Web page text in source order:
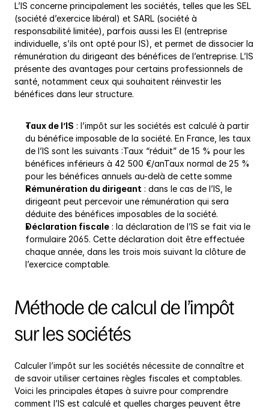
L’IS concerne principalement les sociétés, telles que les SEL
(société d’exercice libéral) et SARL (société à
responsabilité limitée), parfois aussi les EI (entreprise
individuelle, s’ils ont opté pour IS), et permet de dissocier la
rémunération du dirigeant des bénéfices de l’entreprise. L’IS
présente des avantages pour certains professionnels de
santé, notamment ceux qui souhaitent réinvestir les
bénéfices dans leur structure.
Taux de l’IS : l’impôt sur les sociétés est calculé à partir
du bénéfice imposable de la société. En France, les taux
de l’IS sont les suivants :Taux “réduit” de 15 % pour les
bénéfices inférieurs à 42 500 €/anTaux normal de 25 %
pour les bénéfices annuels au-delà de cette somme
Rémunération du dirigeant : dans le cas de l’IS, le
dirigeant peut percevoir une rémunération qui sera
déduite des bénéfices imposables de la société.
Déclaration fiscale : la déclaration de l’IS se fait via le
formulaire 2065. Cette déclaration doit être effectuée
chaque année, dans les trois mois suivant la clôture de
l’exercice comptable.
Méthode de calcul de l’impôt
sur les sociétés
Calculer l’impôt sur les sociétés nécessite de connaître et
de savoir utiliser certaines règles fiscales et comptables.
Voici les principales étapes à suivre pour comprendre
comment l’IS est calculé et quelles charges peuvent être